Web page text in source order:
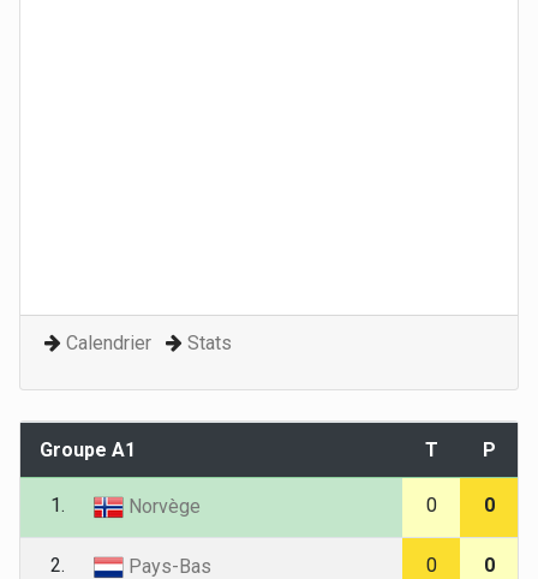
Calendrier Stats
Groupe A1 T P
1. Norvège 0 0
2. Pays-Bas 0 0